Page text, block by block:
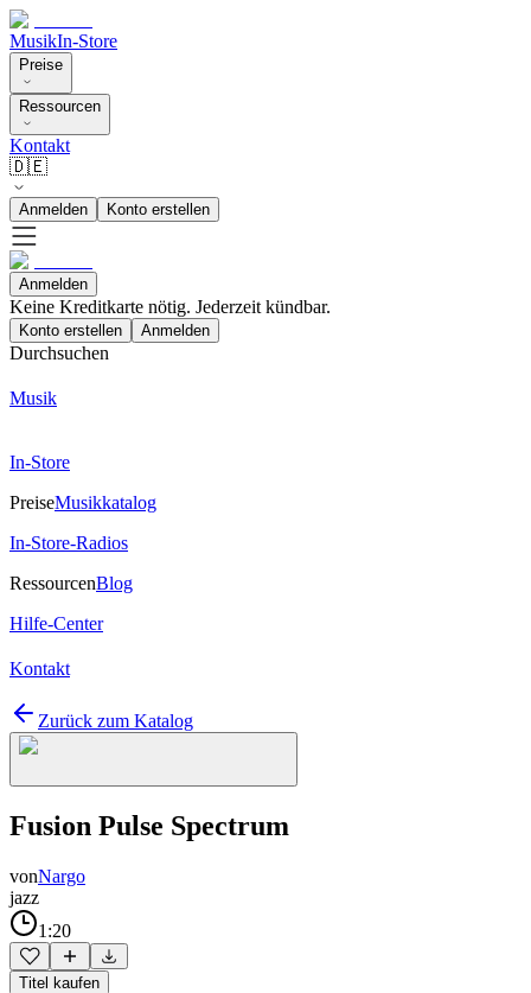
MusikIn-Store
Preise
Ressourcen
Kontakt
🇩🇪
Anmelden Konto erstellen
Anmelden
Keine Kreditkarte nötig. Jederzeit kündbar.
Konto erstellen Anmelden
Durchsuchen
Musik
In-Store
PreiseMusikkatalog
In-Store-Radios
RessourcenBlog
Hilfe-Center
Kontakt
Zurück zum Katalog
Fusion Pulse Spectrum
vonNargo
jazz
1:20
Titel kaufen